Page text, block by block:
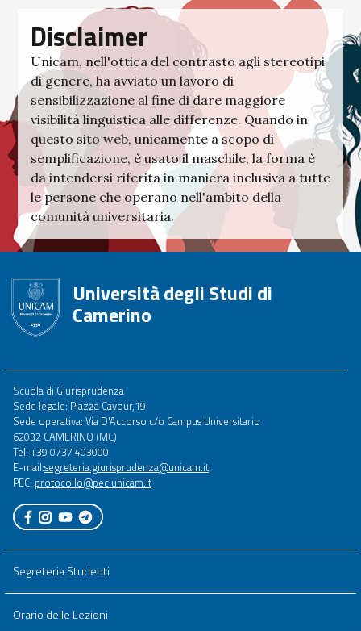
Disclaimer
Unicam, nell'ottica del contrasto agli stereotipi
di genere, ha avviato un lavoro di
sensibilizzazione al fine di dare maggiore
visibilità linguistica alle differenze. Quando in
questo sito web, unicamente a scopo di
semplificazione, è usato il maschile, la forma è
da intendersi riferita in maniera inclusiva a tutte
le persone che operano nell'ambito della
comunità universitaria.
Università degli Studi di
Camerino
Footer
menu
full
Scuola di Giurisprudenza
Sede legale: Piazza Cavour,19
Sede operativa: Via D'Accorso c/o Campus Universitario
62032 CAMERINO (MC)
Tel: +39 0737 403000
E-mail:segreteria.giurisprudenza@unicam.it
PEC: protocollo@pec.unicam.it
Segreteria Studenti
Orario delle Lezioni